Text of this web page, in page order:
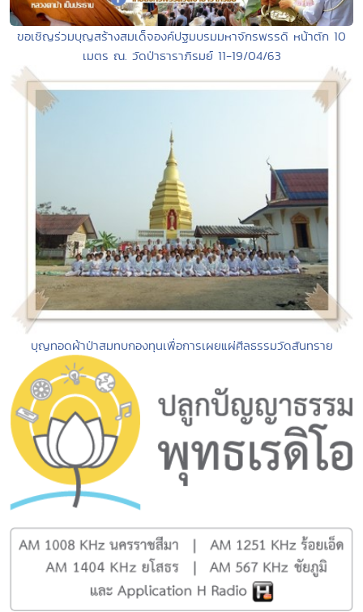
ขอเชิญร่วมบุญสร้างสมเด็จองค์ปฐมบรมมหาจักรพรรดิ หน้าตัก 10
เมตร ณ. วัดป่าธาราภิรมย์ 11-19/04/63
บุญทอดผ้าป่าสมทบกองทุนเพื่อการเผยแผ่ศีลธรรมวัดสันทราย